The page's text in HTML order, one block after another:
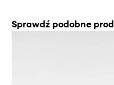
Sprawdź podobne